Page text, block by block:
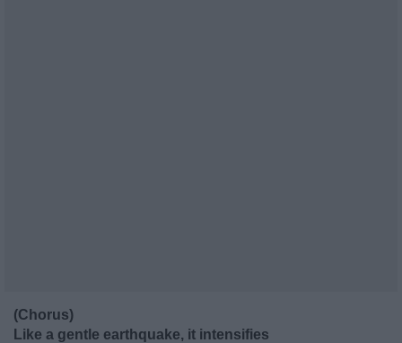
(Chorus)
Like a gentle earthquake, it intensifies